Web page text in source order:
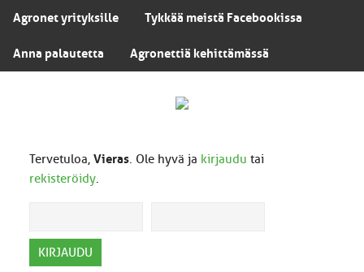
Agronet yrityksille Tykkää meistä Facebookissa
Anna palautetta Agronettiä kehittämässä
Tervetuloa, Vieras. Ole hyvä ja kirjaudu tai
rekisteröidy.